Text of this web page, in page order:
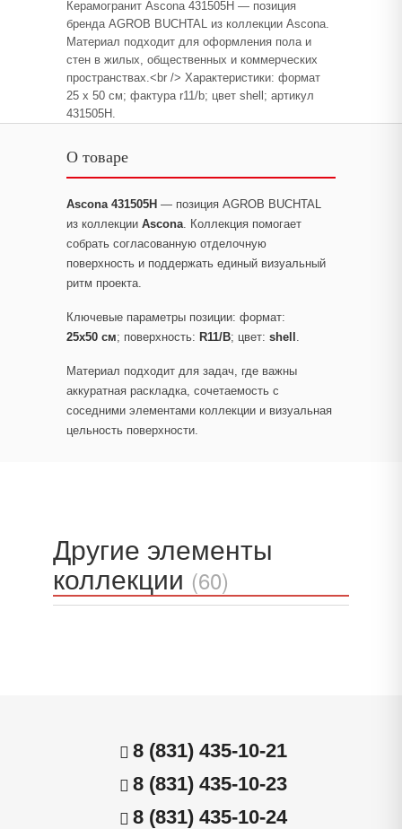
Керамогранит Ascona 431505H — позиция
бренда AGROB BUCHTAL из коллекции Ascona.
Материал подходит для оформления пола и
стен в жилых, общественных и коммерческих
пространствах.<br /> Характеристики: формат
25 x 50 см; фактура r11/b; цвет shell; артикул
431505H.
О товаре
Ascona 431505H — позиция AGROB BUCHTAL
из коллекции Ascona. Коллекция помогает
собрать согласованную отделочную
поверхность и поддержать единый визуальный
ритм проекта.
Ключевые параметры позиции: формат:
25x50 см; поверхность: R11/B; цвет: shell .
Материал подходит для задач, где важны
аккуратная раскладка, сочетаемость с
соседними элементами коллекции и визуальная
цельность поверхности.
Другие элементы
коллекции (60)
8 (831) 435-10-21
8 (831) 435-10-23
8 (831) 435-10-24